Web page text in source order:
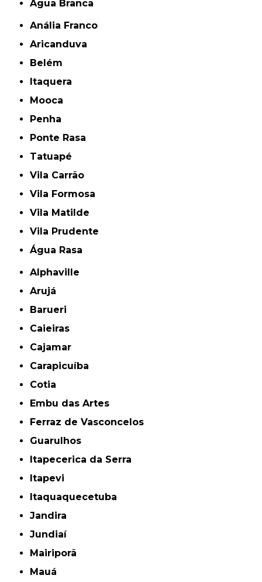
Água Branca
Anália Franco
Aricanduva
Belém
Itaquera
Mooca
Penha
Ponte Rasa
Tatuapé
Vila Carrão
Vila Formosa
Vila Matilde
Vila Prudente
Água Rasa
Alphaville
Arujá
Barueri
Caieiras
Cajamar
Carapicuíba
Cotia
Embu das Artes
Ferraz de Vasconcelos
Guarulhos
Itapecerica da Serra
Itapevi
Itaquaquecetuba
Jandira
Jundiaí
Mairiporã
Mauá